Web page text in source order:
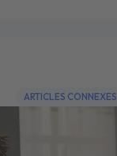
ARTICLES CONNEXES